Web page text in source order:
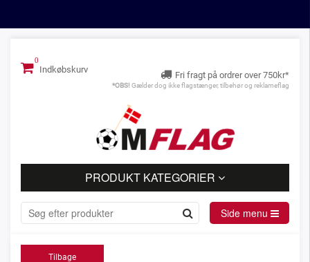
Indkøbskurv
Fri fragt på ordrer over 750kr*
*OBS! Gælder dog ikke flagstænger, tilbehør og reklameflag
PRODUKT KATEGORIER
Side menu
Tilbage